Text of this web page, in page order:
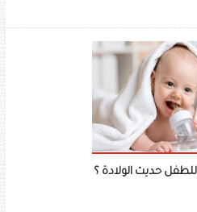
حديث الولادة ؟